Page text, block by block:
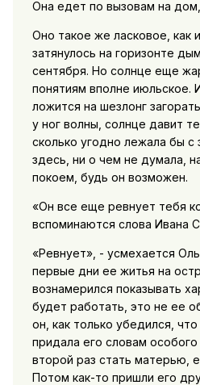
Она едет по вызовам на
Оно такое же ласковое, как
затянулось на горизонте
сентября. Но солнце еще
понятиям вполне июльское.
ложится на шезлонг
у ног волны, солнце давит
сколько угодно лежала бы с
здесь, ни о чем не думала,
покоем, будь он возможен.
«Он все еще ревнует тебя
вспоминаются слова Ивана
«Peвнует», - усмехается
первые дни ее житья на
вознамерился показывать
будет работать, это не ее
он, как только убедился,
придала его словам особого
второй раз стать матерью,
Потом как-то пришли его